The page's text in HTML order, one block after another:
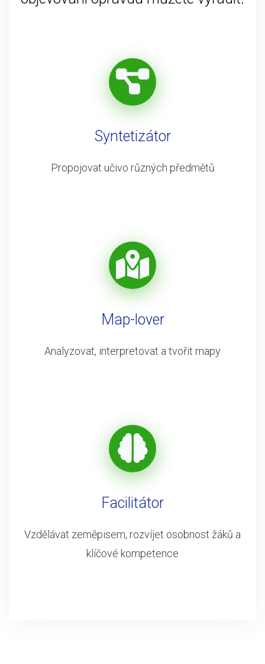
Syntetizátor
Propojovat učivo různých předmětů
Map-lover
Analyzovat, interpretovat a tvořit mapy
Facilitátor
Vzdělávat zeměpisem, rozvíjet osobnost žáků a
klíčové kompetence